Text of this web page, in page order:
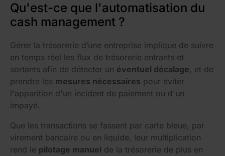
Qu'est-ce que l'automatisation du
cash management ?
Gérer la trésorerie d’une entreprise implique de suivre
en temps réel les flux de trésorerie entrants et
sortants afin de détecter un éventuel décalage, et de
prendre les mesures nécessaires pour éviter
l'apparition d'un incident de paiement ou d'un
impayé.
Que les transactions se fassent par carte bleue, par
virement bancaire ou en liquide, leur multiplication
rend le pilotage manuel de la trésorerie de plus en